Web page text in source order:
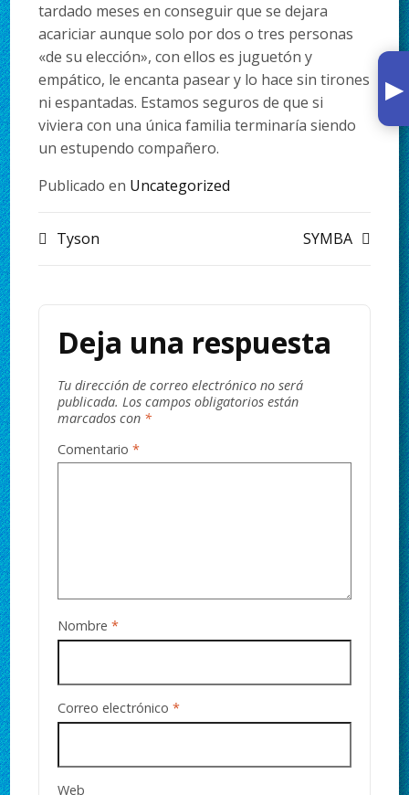
▸
tardado meses en conseguir que se dejara
acariciar aunque solo por dos o tres personas
«de su elección», con ellos es juguetón y
empático, le encanta pasear y lo hace sin tirones
ni espantadas. Estamos seguros de que si
viviera con una única familia terminaría siendo
un estupendo compañero.
Publicado en Uncategorized
Tyson SYMBA
Deja una respuesta
Tu dirección de correo electrónico no será
publicada. Los campos obligatorios están
marcados con *
Comentario*
Nombre*
Correo electrónico*
Web